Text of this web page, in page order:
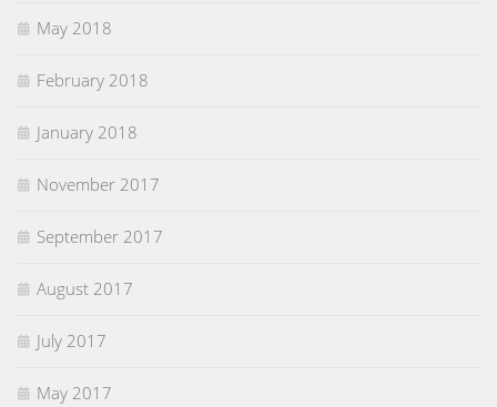
May 2018
February 2018
January 2018
November 2017
September 2017
August 2017
July 2017
May 2017